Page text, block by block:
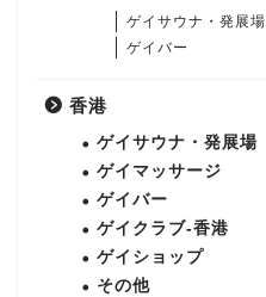
ゲイサウナ・発展場
ゲイバー
香港
ゲイサウナ・発展場
ゲイマッサージ
ゲイバー
ゲイクラブ-香港
ゲイショップ
その他